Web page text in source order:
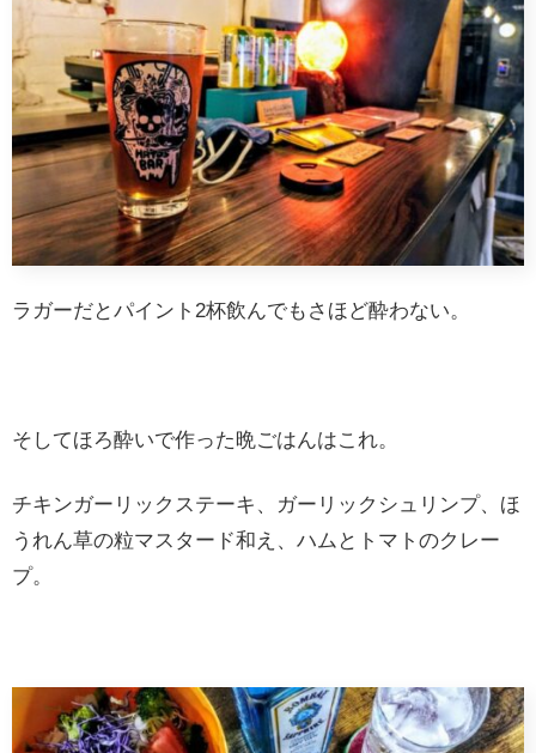
ラガーだとパイント2杯飲んでもさほど酔わない。
そしてほろ酔いで作った晩ごはんはこれ。
チキンガーリックステーキ、ガーリックシュリンプ、ほ
うれん草の粒マスタード和え、ハムとトマトのクレー
プ。